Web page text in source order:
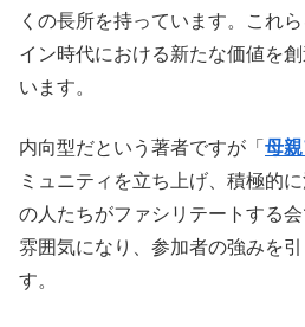
くの長所を持っています。これ
イン時代における新たな価値を
います。
内向型だという著者ですが「 母
ミュニティを立ち上げ、積極的
の人たちがファシリテートする
雰囲気になり、参加者の強みを
す。